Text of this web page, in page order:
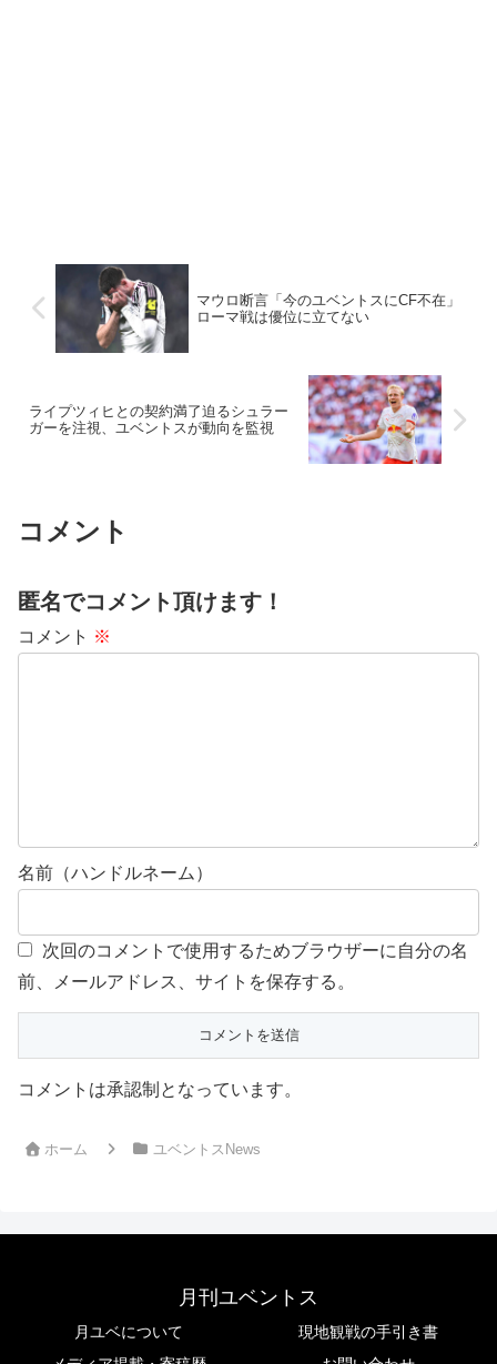
マウロ断言「今のユベントスにCF不在」
ローマ戦は優位に立てない
ライプツィヒとの契約満了迫るシュラー
ガーを注視、ユベントスが動向を監視
コメント
匿名でコメント頂けます！
コメント ※
名前（ハンドルネーム）
次回のコメントで使用するためブラウザーに自分の名
前、メールアドレス、サイトを保存する。
コメントは承認制となっています。
ホーム ユベントスNews
月刊ユベントス
月ユベについて
現地観戦の手引き書